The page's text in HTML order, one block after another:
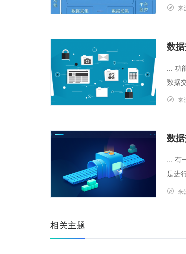
来
数
... 功
数据
来
数
... 有
是进
来
相关主题